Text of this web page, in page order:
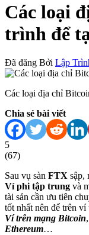
Các loại
trình để
Đã đăng Bởi Lập
Các loại địa chỉ
Chia sẻ bài viết
5
(67)
Sau vụ sàn FTX sập,
Ví phi tập trung và
tài sản cần ưu tiên
tốt nhất nên để trên
Ví trên mạng Bitcoin,
Ethereum…